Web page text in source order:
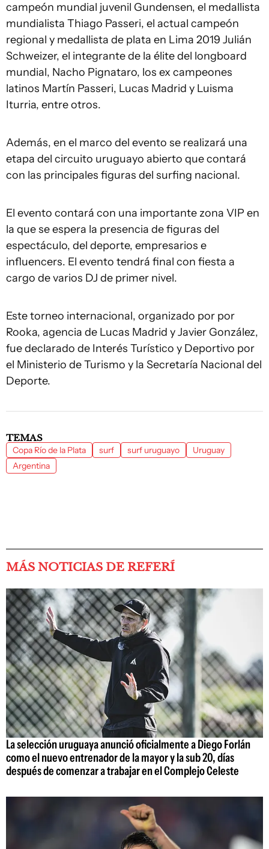
campeón mundial juvenil Gundensen, el medallista
mundialista Thiago Passeri, el actual campeón
regional y medallista de plata en Lima 2019 Julián
Schweizer, el integrante de la élite del longboard
mundial, Nacho Pignataro, los ex campeones
latinos Martín Passeri, Lucas Madrid y Luisma
Iturria, entre otros.
Además, en el marco del evento se realizará una
etapa del circuito uruguayo abierto que contará
con las principales figuras del surfing nacional.
El evento contará con una importante zona VIP en
la que se espera la presencia de figuras del
espectáculo, del deporte, empresarios e
influencers. El evento tendrá final con fiesta a
cargo de varios DJ de primer nivel.
Este torneo internacional, organizado por por
Rooka, agencia de Lucas Madrid y Javier González,
fue declarado de Interés Turístico y Deportivo por
el Ministerio de Turismo y la Secretaría Nacional del
Deporte.
TEMAS
Copa Río de la Plata surf surf uruguayo
Uruguay
Argentina
MÁS NOTICIAS DE REFERÍ
La selección uruguaya anunció oficialmente a Diego Forlán
como el nuevo entrenador de la mayor y la sub 20, días
después de comenzar a trabajar en el Complejo Celeste